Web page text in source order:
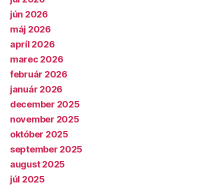
jún 2026
máj 2026
apríl 2026
marec 2026
február 2026
január 2026
december 2025
november 2025
október 2025
september 2025
august 2025
júl 2025